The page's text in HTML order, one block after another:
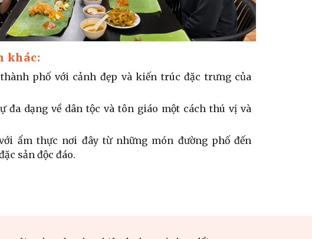
khác:
phố với cảnh đẹp và kiến trúc đặc trưng của
đa dạng về dân tộc và tôn giáo một cách thú vị và
ẩm thực nơi đây từ những món đường phố đến
sản độc đáo.